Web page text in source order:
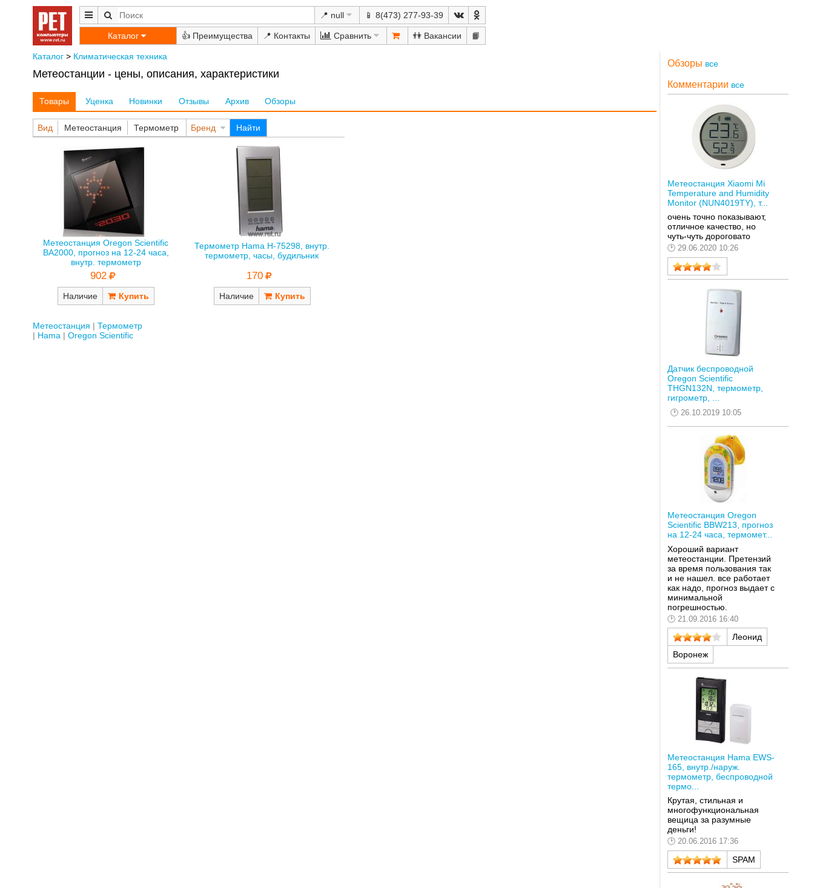
📍 null 📱 8(473) 277-93-39
Каталог 👍 📍 Сравнить 👫 📙
Каталог> Климатическая техника
Метеостанции - цены, описания, характеристики
Товары Уценка Новинки Отзывы Архив Обзоры
Вид Метеостанция Термометр Бренд Найти
Метеостанция Oregon Scientific
BA2000, прогноз на 12-24 часа,
внутр. термометр
902
Наличие
Термометр Hama H-75298, внутр.
термометр, часы, будильник
170
Наличие
Метеостанция
Термометр
Hama
Oregon Scientific
Обзоры все
Комментарии все
Метеостанция Xiaomi Mi
Temperature and Humidity
Monitor (NUN4019TY), т...
очень точно показывают,
отличное качество, но
чуть-чуть дороговато
29.06.2020 10:26
Датчик беспроводной
Oregon Scientific
THGN132N, термометр,
гигрометр, ...
26.10.2019 10:05
Метеостанция Oregon
Scientific BBW213, прогноз
на 12-24 часа, термомет...
Хороший вариант
метеостанции. Претензий
за время пользования так
и не нашел. все работает
как надо, прогноз выдает с
минимальной
погрешностью.
21.09.2016 16:40
Леонид
Воронеж
Метеостанция Hama EWS-
165, внутр./наруж.
термометр, беспроводной
термо...
Крутая, стильная и
многофункциональная
вещица за разумные
деньги!
20.06.2016 17:36
SPAM